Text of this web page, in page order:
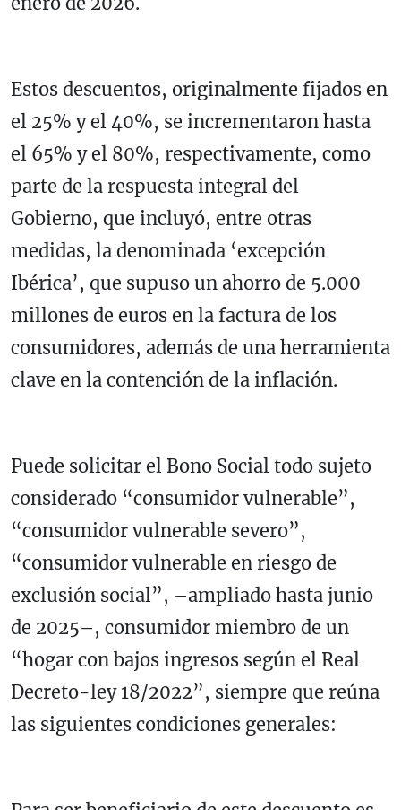
Estos descuentos, originalmente fijados en
el 25% y el 40%, se incrementaron hasta
el 65% y el 80%, respectivamente, como
parte de la respuesta integral del
Gobierno, que incluyó, entre otras
medidas, la denominada ‘excepción
Ibérica’, que supuso un ahorro de 5.000
millones de euros en la factura de los
consumidores, además de una herramienta
clave en la contención de la inflación.
Puede solicitar el Bono Social todo sujeto
considerado “consumidor vulnerable”,
“consumidor vulnerable severo”,
“consumidor vulnerable en riesgo de
exclusión social”, –ampliado hasta junio
de 2025–, consumidor miembro de un
“hogar con bajos ingresos según el Real
Decreto-ley 18/2022”, siempre que reúna
las siguientes condiciones generales: